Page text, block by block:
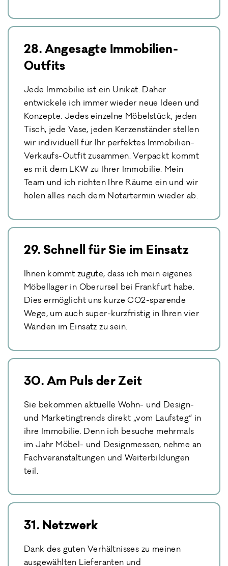
28. Angesagte Immobilien-
Outfits
Jede Immobilie ist ein Unikat. Daher
entwickele ich immer wieder neue Ideen und
Konzepte. Jedes einzelne Möbelstück, jeden
Tisch, jede Vase, jeden Kerzenständer stellen
wir individuell für Ihr perfektes Immobilien-
Verkaufs-Outfit zusammen. Verpackt kommt
es mit dem LKW zu Ihrer Immobilie. Mein
Team und ich richten Ihre Räume ein und wir
holen alles nach dem Notartermin wieder ab.
29. Schnell für Sie im Einsatz
Ihnen kommt zugute, dass ich mein eigenes
Möbellager in Oberursel bei Frankfurt habe.
Dies ermöglicht uns kurze CO2-sparende
Wege, um auch super-kurzfristig in Ihren vier
Wänden im Einsatz zu sein.
30. Am Puls der Zeit
Sie bekommen aktuelle Wohn- und Design-
und Marketingtrends direkt „vom Laufsteg“ in
ihre Immobilie. Denn ich besuche mehrmals
im Jahr Möbel- und Designmessen, nehme an
Fachveranstaltungen und Weiterbildungen
teil.
31. Netzwerk
Dank des guten Verhältnisses zu meinen
ausgewählten Lieferanten und